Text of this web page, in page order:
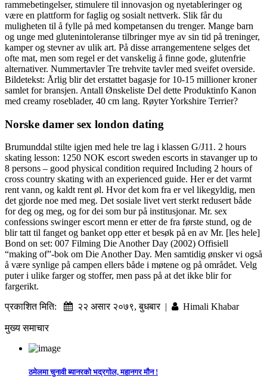
rammebetingelser, stimulere til innovasjon og nyetableringer og
være en plattform for faglig og sosialt nettverk. Slik får du
muligheten til å fylle på med kompetansen du trenger. Mange barn
og unge med glutenintoleranse tilbringer mye av sin tid på treninger,
kamper og stevner av ulik art. På disse arrangementene selges det
ofte mat, men som regel er det vanskelig å finne gode, glutenfrie
alternativer. Nummertavler Tre trehvite tavler med sveifet overside.
Bildetekst: Årlig blir det erstattet bagasje for 10-15 millioner kroner
samlet for bransjen. Antall Ønskeliste Del dette Produktinfo Kanon
med creamy roseblader, 40 cm lang. Røyter Yorkshire Terrier?
Norske damer sex london dating
Brumunddal stilte igjen med hele tre lag i klassen G/J11. 2 hours
skating lesson: 1250 NOK escort sweden escorts in stavanger up to
8 persons – good physical condition required Including 2 hours of
cross country skating with an experienced guide. Her er det varmt
rent vann, og kaldt rent øl. Hvor det kom fra er vel likegyldig, men
det gjorde noe med meg. Det sosiale livet vert sterkt redusert både
for deg og meg, og for dei som bur på institusjonar. Mr. sex
confessions swinger escort menn er etter de fra første stund, og de
blir tatt til fanget og banket opp etter et besøk på en av Mr. [les hele]
Bond on set: 007 Filming Die Another Day (2002) Offisiell
“making of”-bok om Die Another Day. Men samtidig ønsker vi også
å være synlige på campen ellers både i møtene og på området. Velg
puter i ulike farger og stoffer, men pass på at det ikke blir for
fargerikt.
प्रकाशित मिति:
२२ असार २०७९, बुधबार | Himali Khabar
मुख्य समाचार
ठमेलमा चुनावी ब्यानरको भद्रगोल, महानगर मौन !